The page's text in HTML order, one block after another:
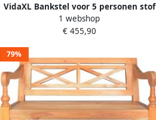
VidaXL Bankstel voor 5 personen stof
lichtgrijs 2-delig
1 webshop
€ 455,90
79%